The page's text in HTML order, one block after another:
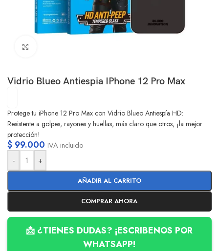
Vidrio Blueo Antiespia IPhone 12 Pro Max
Protege tu iPhone 12 Pro Max con Vidrio Blueo Antiespía HD:
Resistente a golpes, rayones y huellas, más claro que otros, ¡la mejor
protección!
$ 99.000 IVA incluido
-
+
AÑADIR AL CARRITO
COMPRAR AHORA
📩 ¿TIENES DUDAS? ¡ESCRIBENOS POR
WHATSAPP!